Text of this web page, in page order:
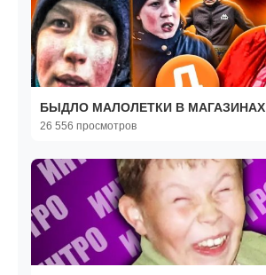
БЫДЛО МАЛОЛЕТКИ В МАГАЗИНАХ
26 556 просмотров